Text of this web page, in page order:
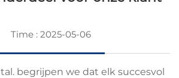
Time : 2025-05-06
begrijpen we dat elk succesvol